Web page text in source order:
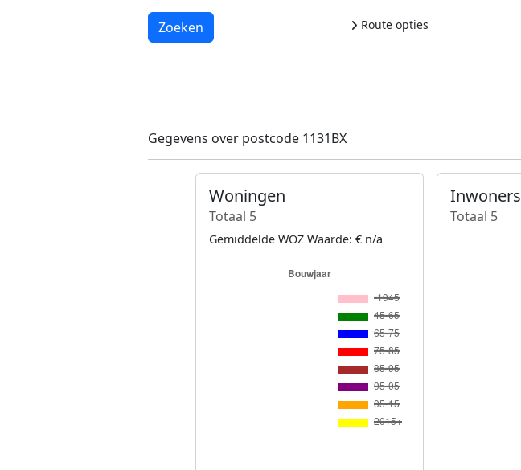
Route opties
Laden...
Zoeken
Gegevens over postcode 1131BX
Woningen
Totaal 5
Gemiddelde WOZ Waarde: € n/a
Inwoners
Totaal 5